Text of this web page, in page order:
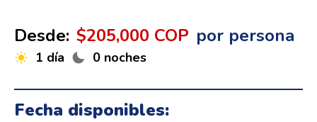
Desde: $205,000 COP por persona
1 día 0 noches
Fecha disponibles: